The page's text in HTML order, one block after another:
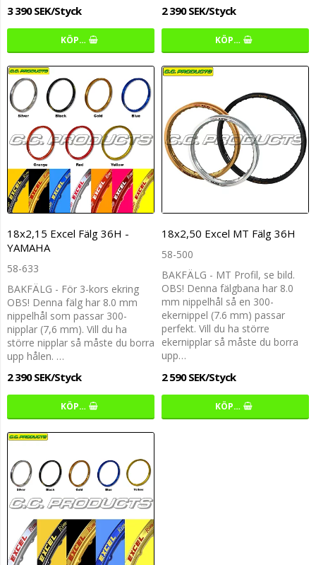
3 390 SEK/Styck
KÖP…
2 390 SEK/Styck
KÖP…
18x2,15 Excel Fälg 36H -
YAMAHA
58-633
BAKFÄLG - För 3-kors ekring
OBS! Denna fälg har 8.0 mm
nippelhål som passar 300-
nipplar (7,6 mm). Vill du ha
större nipplar så måste du borra
upp hålen. …
2 390 SEK/Styck
KÖP…
18x2,50 Excel MT Fälg 36H
58-500
BAKFÄLG - MT Profil, se bild.
OBS! Denna fälgbana har 8.0
mm nippelhål så en 300-
ekernippel (7.6 mm) passar
perfekt. Vill du ha större
ekernipplar så måste du borra
upp…
2 590 SEK/Styck
KÖP…